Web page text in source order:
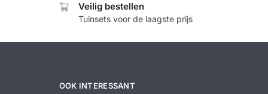
Veilig bestellen
Tuinsets voor de laagste prijs
OOK INTERESSANT